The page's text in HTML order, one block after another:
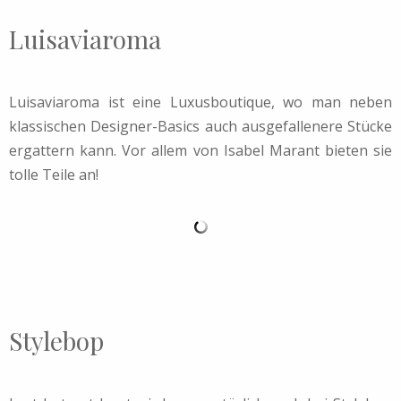
Luisaviaroma
Luisaviaroma ist eine Luxusboutique, wo man neben
klassischen Designer-Basics auch ausgefallenere Stücke
ergattern kann. Vor allem von Isabel Marant bieten sie
tolle Teile an!
Stylebop